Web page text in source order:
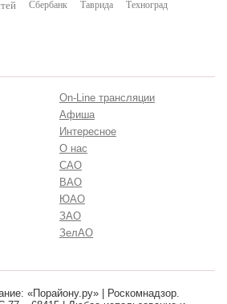
Сбербанк Таврида
Техноград
On-Line трансляции
Афиша
Интересное
О нас
САО
ВАО
ЮАО
ЗАО
ЗелАО
«Порайону.ру» | Роскомнадзор.